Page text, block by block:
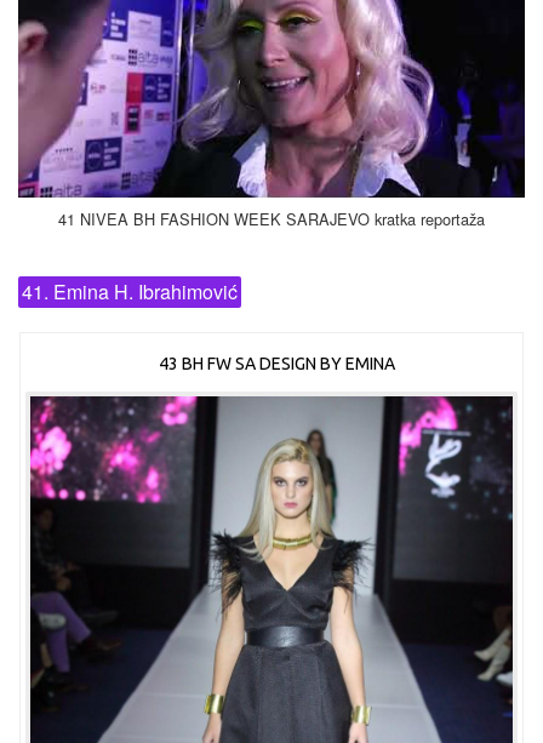
41 NIVEA BH FASHION WEEK SARAJEVO kratka reportaža
41. Emina H. Ibrahimović
43 BH FW SA DESIGN BY EMINA